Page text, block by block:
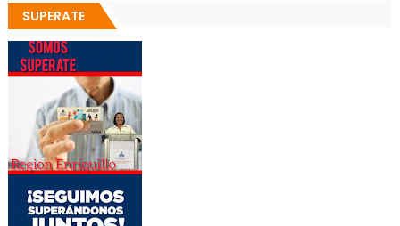
SUPERATE